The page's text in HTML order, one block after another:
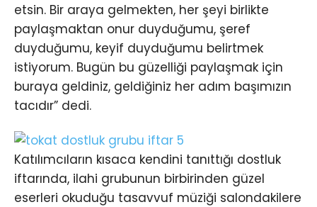
etsin. Bir araya gelmekten, her şeyi birlikte
paylaşmaktan onur duyduğumu, şeref
duyduğumu, keyif duyduğumu belirtmek
istiyorum. Bugün bu güzelliği paylaşmak için
buraya geldiniz, geldiğiniz her adım başımızın
tacıdır” dedi.
Katılımcıların kısaca kendini tanıttığı dostluk
iftarında, ilahi grubunun birbirinden güzel
eserleri okuduğu tasavvuf müziği salondakilere